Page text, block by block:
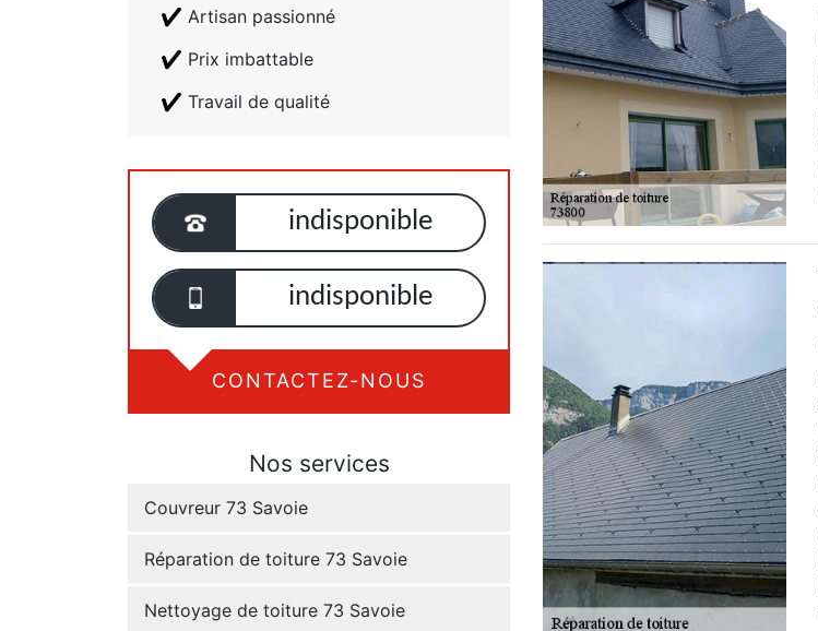
Artisan passionné
Prix imbattable
Travail de qualité
indisponible
indisponible
CONTACTEZ-NOUS
Nos services
Couvreur 73 Savoie
Réparation de toiture 73 Savoie
Nettoyage de toiture 73 Savoie